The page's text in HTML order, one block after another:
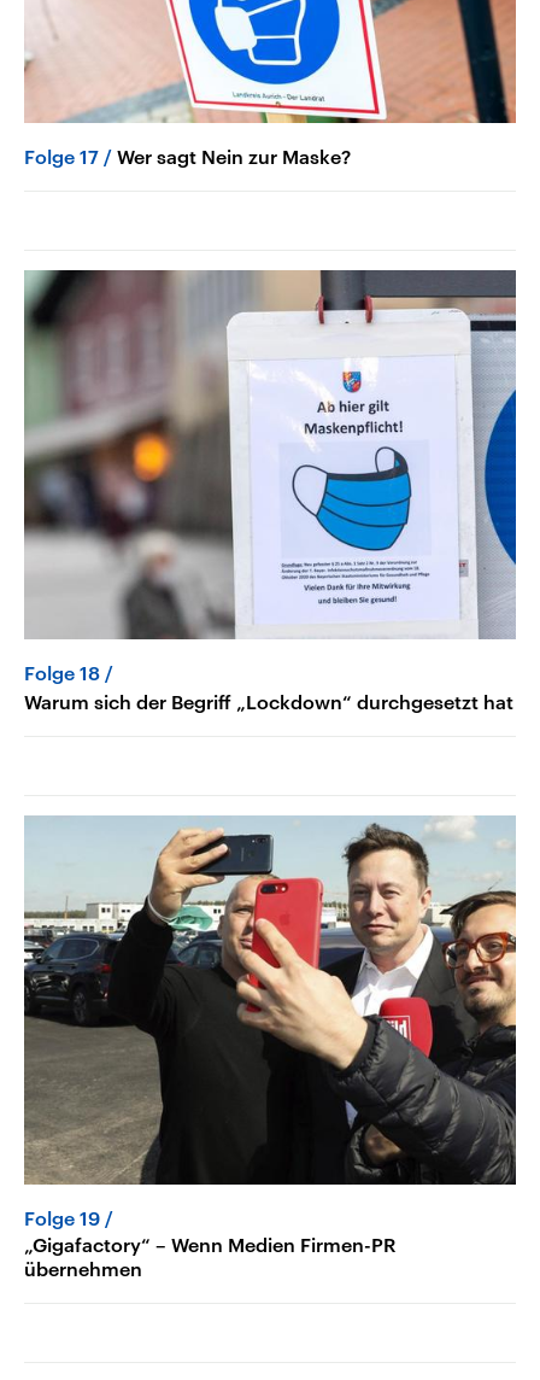
Folge 17 Wer sagt Nein zur Maske?
Folge 18
Warum sich der Begriff „Lockdown“ durchgesetzt hat
Folge 19
„Gigafactory“ – Wenn Medien Firmen-PR
übernehmen